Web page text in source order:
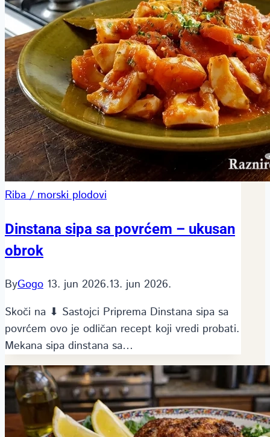
Riba / morski plodovi
Dinstana sipa sa povrćem – ukusan
obrok
ByGogo 13. jun 2026.13. jun 2026.
Skoči na ⬇ Sastojci Priprema Dinstana sipa sa
povrćem ovo je odličan recept koji vredi probati.
Mekana sipa dinstana sa…